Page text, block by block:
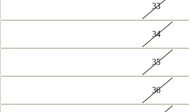
33
34
35
36